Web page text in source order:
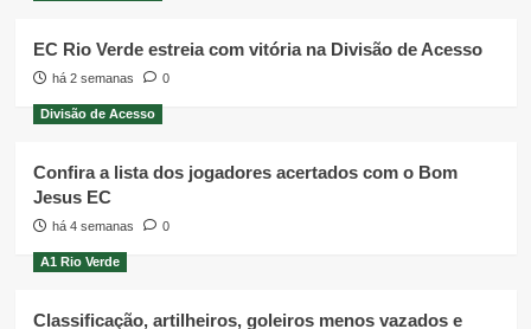
EC Rio Verde estreia com vitória na Divisão de Acesso
há 2 semanas 0
Divisão de Acesso
Confira a lista dos jogadores acertados com o Bom
Jesus EC
há 4 semanas 0
A1 Rio Verde
Classificação, artilheiros, goleiros menos vazados e